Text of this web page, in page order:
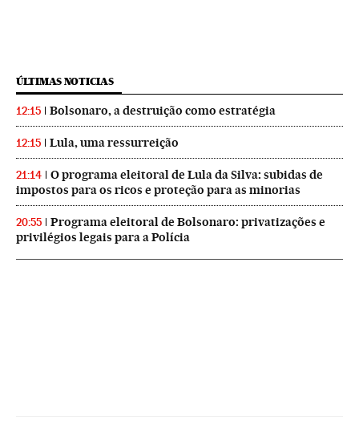
ÚLTIMAS NOTICIAS
12:15 Bolsonaro, a destruição como estratégia
12:15 Lula, uma ressurreição
21:14
O programa eleitoral de Lula da Silva: subidas de
impostos para os ricos e proteção para as minorias
20:55
Programa eleitoral de Bolsonaro: privatizações e
privilégios legais para a Polícia